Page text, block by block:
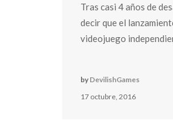
Tras casi 4 años de
decir que el
videojuego
17 octubre, 2016
by DevilishGames